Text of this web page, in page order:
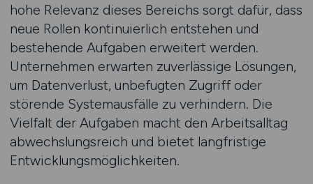
hohe Relevanz dieses Bereichs sorgt dafür, dass
neue Rollen kontinuierlich entstehen und
bestehende Aufgaben erweitert werden.
Unternehmen erwarten zuverlässige Lösungen,
um Datenverlust, unbefugten Zugriff oder
störende Systemausfälle zu verhindern. Die
Vielfalt der Aufgaben macht den Arbeitsalltag
abwechslungsreich und bietet langfristige
Entwicklungsmöglichkeiten.